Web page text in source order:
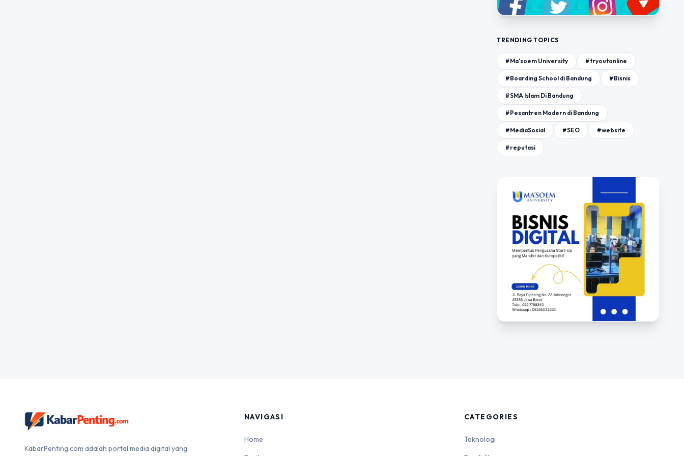
TRENDING TOPICS
#Ma'soem University #tryoutonline
#Boarding School di Bandung #Bisnis
#SMA Islam Di Bandung
#Pesantren Modern di Bandung
#MediaSosial #SEO #website
#reputasi
KabarPenting.com adalah portal media digital yang
NAVIGASI
Home
CATEGORIES
Teknologi